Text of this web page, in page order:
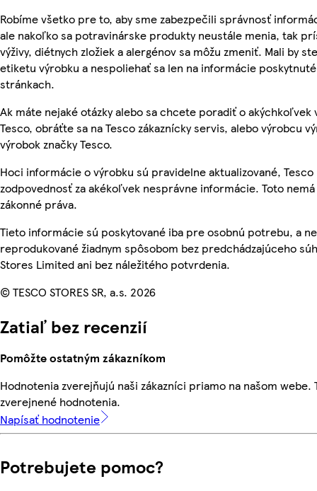
Robíme všetko pre to, aby sme zabezpečili správnosť
ale nakoľko sa potravinárske produkty neustále menia, tak
výživy, diétnych zložiek a alergénov sa môžu zmeniť. Mali by
etiketu výrobku a nespoliehať sa len na informácie
stránkach.
Ak máte nejaké otázky alebo sa chcete poradiť o akýchkoľvek
Tesco, obráťte sa na Tesco zákaznícky servis, alebo výrobcu
výrobok značky Tesco.
Hoci informácie o výrobku sú pravidelne aktualizované, Tesco
zodpovednosť za akékoľvek nesprávne informácie. Toto nemá
zákonné práva.
Tieto informácie sú poskytované iba pre osobnú potrebu, a
reprodukované žiadnym spôsobom bez predchádzajúceho
Stores Limited ani bez náležitého potvrdenia.
© TESCO STORES SR, a.s. 2026
Zatiaľ bez recenzií
Pomôžte ostatným zákazníkom
Hodnotenia zverejňujú naši zákazníci priamo na našom webe.
zverejnené hodnotenia.
Napísať hodnotenie
Potrebujete pomoc?